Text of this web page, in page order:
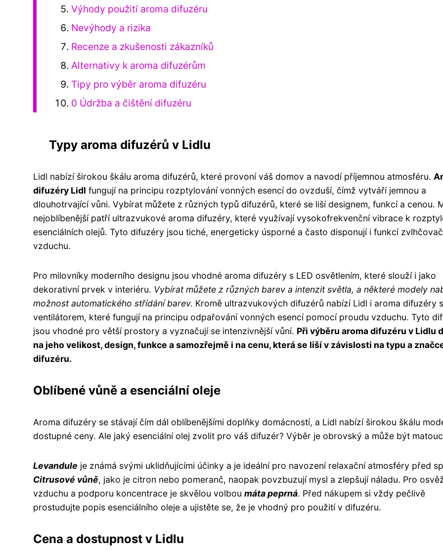
Výhody použití aroma difuzéru
Nevýhody a rizika
Recenze a zkušenosti zákazníků
Alternativy k aroma difuzérům
Tipy pro výběr aroma difuzéru
0 Údržba a čištění difuzéru
Typy aroma difuzérů v Lidlu
Lidl nabízí širokou škálu aroma difuzérů, které provoní váš domov a navodí příjemnou atmosféru.
difuzéry Lidl fungují na principu rozptylování vonných esencí do ovzduší, čímž vytváří jemnou a
dlouhotrvající vůni. Vybírat můžete z různých typů difuzérů, které se liší designem, funkcí a cenou.
nejoblíbenější patří ultrazvukové aroma difuzéry, které využívají vysokofrekvenční vibrace k
esenciálních olejů. Tyto difuzéry jsou tiché, energeticky úsporné a často disponují i funkcí
vzduchu.
Pro milovníky moderního designu jsou vhodné aroma difuzéry s LED osvětlením, které slouží i jako
dekorativní prvek v interiéru. Vybírat můžete z různých barev a intenzit světla, a některé modely
možnost automatického střídání barev. Kromě ultrazvukových difuzérů nabízí Lidl i aroma difuzéry s
ventilátorem, které fungují na principu odpařování vonných esencí pomocí proudu vzduchu. Tyto
jsou vhodné pro větší prostory a vyznačují se intenzivnější vůní. Při výběru aroma difuzéru v Lidlu
na jeho velikost, design, funkce a samozřejmě i na cenu, která se liší v závislosti na typu a
difuzéru.
Oblíbené vůně a esenciální oleje
Aroma difuzéry se stávají čím dál oblíbenějšími doplňky domácností, a Lidl nabízí širokou škálu
dostupné ceny. Ale jaký esenciální olej zvolit pro váš difuzér? Výběr je obrovský a může být
Levandule je známá svými uklidňujícími účinky a je ideální pro navození relaxační atmosféry před
Citrusové vůně, jako je citron nebo pomeranč, naopak povzbuzují mysl a zlepšují náladu. Pro
vzduchu a podporu koncentrace je skvělou volbou máta peprná. Před nákupem si vždy pečlivě
prostudujte popis esenciálního oleje a ujistěte se, že je vhodný pro použití v difuzéru.
Cena a dostupnost v Lidlu